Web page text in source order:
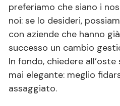
preferiamo che siano i
noi: se lo desideri,
con aziende che hanno
successo un cambio
In fondo, chiedere
mai elegante: meglio
assaggiato.